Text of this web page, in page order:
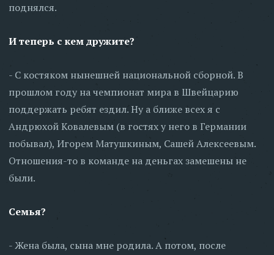
поднялся.
И теперь с кем дружите?
- С костяком нынешней национальной сборной. В
прошлом году на чемпионат мира в Швейцарию
поддержать ребят ездил. Ну а ближе всех я с
Андрюхой Ковалевым (в гостях у него в Германии
побывал), Игорем Матушкиным, Сашей Алексеевым.
Отношения-то в команде на деньгах замешены не
были.
Семья?
- Жена была, сына мне родила. А потом, после